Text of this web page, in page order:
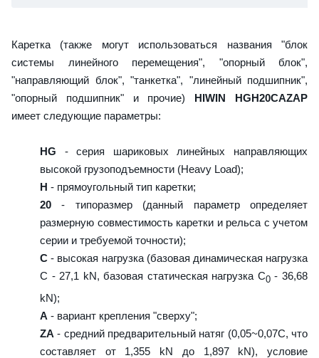
Каретка (также могут использоваться названия "блок
системы линейного перемещения", "опорный блок",
"направляющий блок", "танкетка", "линейный подшипник",
"опорный подшипник" и прочие) HIWIN HGH20CAZAP
имеет следующие параметры:
HG - серия шариковых линейных направляющих
высокой грузоподъемности (Heavy Load);
H - прямоугольный тип каретки;
20 - типоразмер (данный параметр определяет
размерную совместимость каретки и рельса с учетом
серии и требуемой точности);
C - высокая нагрузка (базовая динамическая нагрузка
C - 27,1 kN, базовая статическая нагрузка С0- 36,68
kN);
A - вариант крепления "сверху";
ZA - средний предварительный натяг (0,05~0,07C, что
составляет от 1,355 kN до 1,897 kN), условие